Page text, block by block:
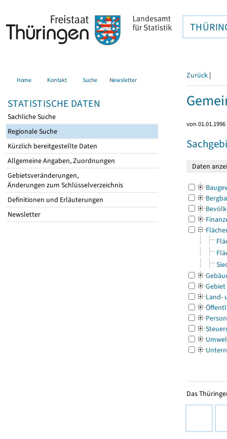
Home Kontakt Suche Newsletter
STATISTISCHE DATEN
Sachliche Suche
Regionale Suche
Kürzlich bereitgestellte Daten
Allgemeine Angaben, Zuordnungen
Gebietsveränderungen,
Änderungen zum Schlüsselverzeichnis
Definitionen und Erläuterungen
Newsletter
Zurück |
von
Gebiet
Land-
Das